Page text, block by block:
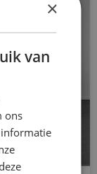
of gewoon
ideaal voor
×
van
ons
informatie